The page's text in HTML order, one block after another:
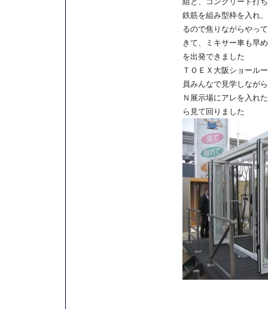
鉄筋を組み型枠を入れ
るので焦りながらやっ
きて、ミキサー車も早
を出発できました
ＴＯＥＸ大阪ショール
員みんなで見学しなが
Ｎ展示場にアレを入れ
ら見て回りました